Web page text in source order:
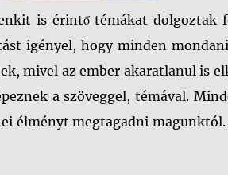
is érintő témákat dolgoztak
igényel, hogy minden
mivel az ember akaratlanul is
a szöveggel, témával.
élményt megtagadni magunktól.